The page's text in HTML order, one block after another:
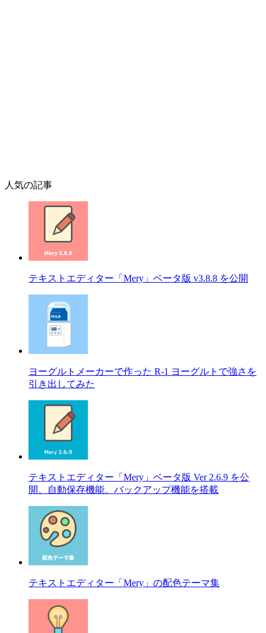
人気の記事
テキストエディター「Mery」ベータ版 v3.8.8 を公開
ヨーグルトメーカーで作った R-1 ヨーグルトで強さを
引き出してみた
テキストエディター「Mery」ベータ版 Ver 2.6.9 を公
開、自動保存機能、バックアップ機能を搭載
テキストエディター「Mery」の配色テーマ集